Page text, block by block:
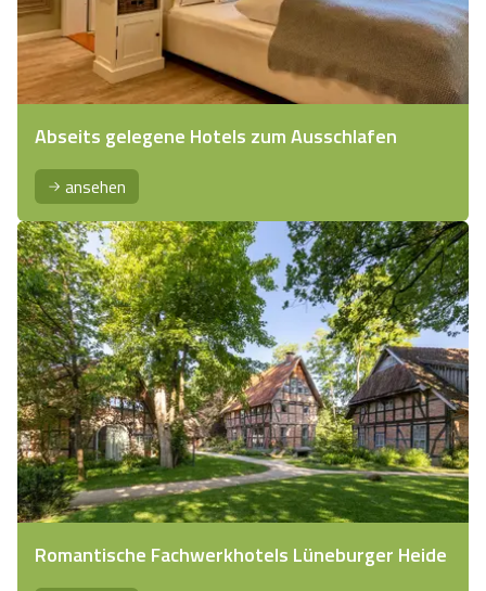
Abseits gelegene Hotels zum Ausschlafen
ansehen
Romantische Fachwerkhotels Lüneburger Heide